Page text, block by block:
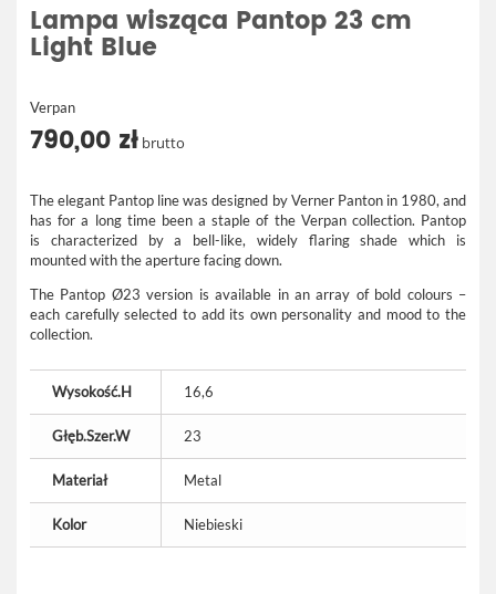
Lampa wisząca Pantop 23 cm
Light Blue
Verpan
790,00 zł brutto
The elegant Pantop line was designed by Verner Panton in 1980, and
has for a long time been a staple of the Verpan collection. Pantop
is characterized by a bell-like, widely flaring shade which is
mounted with the aperture facing down.
The Pantop Ø23 version is available in an array of bold colours –
each carefully selected to add its own personality and mood to the
collection.
Wysokość.H 16,6
Głęb.Szer.W 23
Materiał Metal
Kolor Niebieski